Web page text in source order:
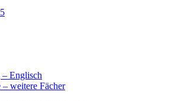
Englisch
weitere Fächer